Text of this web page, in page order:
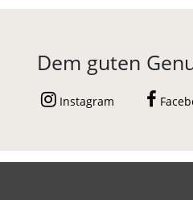
Dem guten
Instagram